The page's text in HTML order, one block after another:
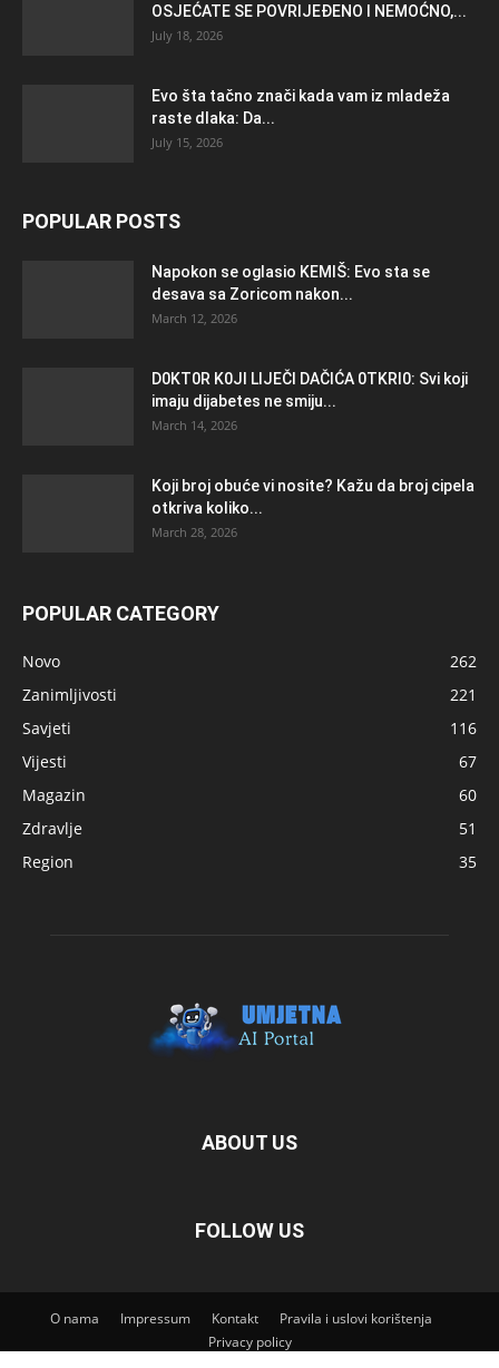
OSJEĆATE SE POVRIJEĐENO I NEMOĆNO,...
July 18, 2026
Evo šta tačno znači kada vam iz mladeža
raste dlaka: Da...
July 15, 2026
POPULAR POSTS
Napokon se oglasio KEMlŠ: Evo sta se
desava sa Zoricom nakon...
March 12, 2026
D0KT0R K0Jl LlJEČl DAČlĆA 0TKRl0: Svi koji
imaju dijabetes ne smiju...
March 14, 2026
Koji broj obuće vi nosite? Kažu da broj cipela
otkriva koliko...
March 28, 2026
POPULAR CATEGORY
Novo
262
Zanimljivosti
221
Savjeti
116
Vijesti
67
Magazin
60
Zdravlje
51
Region
35
ABOUT US
FOLLOW US
O nama Impressum Kontakt
Pravila i uslovi korištenja
Privacy policy